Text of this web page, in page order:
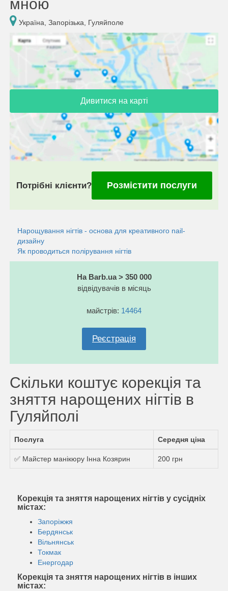
мною
Україна, Запорізька, Гуляйполе
Дивитися на карті
Потрібні клієнти? Розмістити послуги
Нарощування нігтів - основа для креативного nail-
дизайну
Як проводиться полірування нігтів
На Barb.ua > 350 000
відвідувачів в місяць
майстрів: 14464
Реєстрація
Скільки коштує корекція та
зняття нарощених нігтів в
Гуляйполі
Послуга Середня ціна
✅ Майстер манікюру Інна Козярин 200 грн
Корекція та зняття нарощених нігтів у сусідніх
містах:
Запоріжжя
Бердянськ
Вільнянськ
Токмак
Енергодар
Корекція та зняття нарощених нігтів в інших
містах: